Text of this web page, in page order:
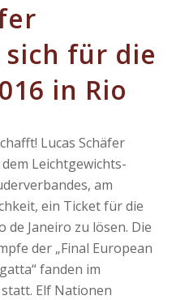
für die
in Rio
Lucas Schäfer
Leichtgewichts-
am
ein Ticket für die
de Janeiro zu lösen. Die
der „Final European
fanden im
Elf Nationen